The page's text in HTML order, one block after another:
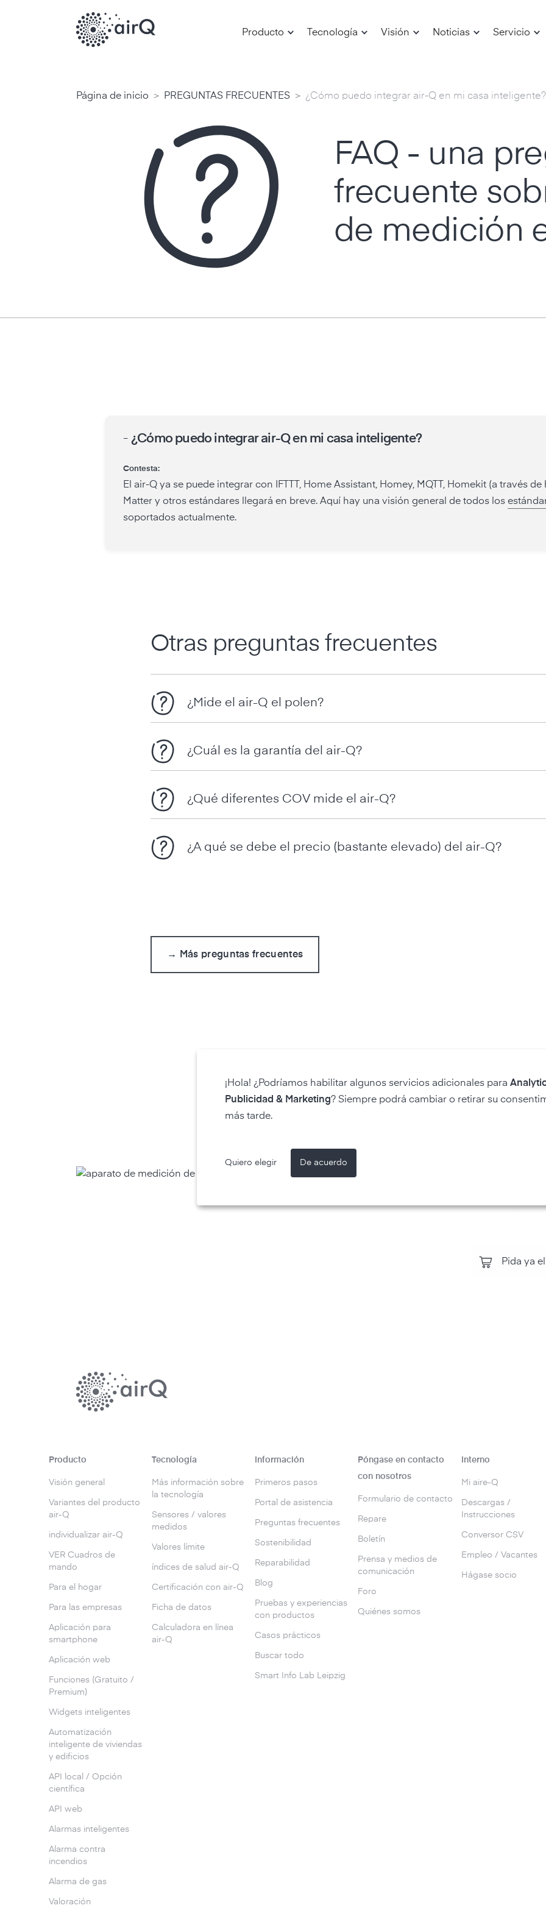
Producto Tecnología Visión Noticias Servicio
Página de inicio > PREGUNTAS FRECUENTES > ¿Cómo puedo integrar air-Q en mi casa inteligente?
FAQ - una
frecuente
de medición
- ¿Cómo puedo integrar air-Q en mi casa inteligente?
Contesta:
El air-Q ya se puede integrar con IFTTT, Home Assistant, Homey, MQTT, Homekit (a través
Matter y otros estándares llegará en breve. Aquí hay una visión general de todos los
soportados actualmente.
Otras preguntas frecuentes
¿Mide el air-Q el polen?
¿Cuál es la garantía del air-Q?
¿Qué diferentes COV mide el air-Q?
¿A qué se debe el precio (bastante elevado) del air-Q?
→ Más preguntas frecuentes
su
Pida ya
Producto
Visión general
Variantes del producto
air-Q
individualizar air-Q
VER Cuadros de
mando
Para el hogar
Para las empresas
Aplicación para
smartphone
Aplicación web
Funciones (Gratuito /
Premium)
Widgets inteligentes
Automatización
inteligente de viviendas
y edificios
API local / Opción
científica
API web
Alarmas inteligentes
Alarma contra
incendios
Alarma de gas
Valoración
Tecnología
Más información sobre
la tecnología
Sensores / valores
medidos
Valores límite
índices de salud air-Q
Certificación con air-Q
Ficha de datos
Calculadora en línea
air-Q
Información
Primeros pasos
Portal de asistencia
Preguntas frecuentes
Sostenibilidad
Reparabilidad
Blog
Pruebas y experiencias
con productos
Casos prácticos
Buscar todo
Smart Info Lab Leipzig
Póngase en contacto
con nosotros
Formulario de contacto
Repare
Boletín
Prensa y medios de
comunicación
Foro
Quiénes somos
Interno
Mi aire-Q
Descargas /
Instrucciones
Conversor CSV
Empleo / Vacantes
Hágase socio
¡Hola! ¿Podríamos habilitar algunos servicios adicionales para
Publicidad & Marketing? Siempre podrá cambiar o retirar su
más tarde.
Quiero elegir De acuerdo